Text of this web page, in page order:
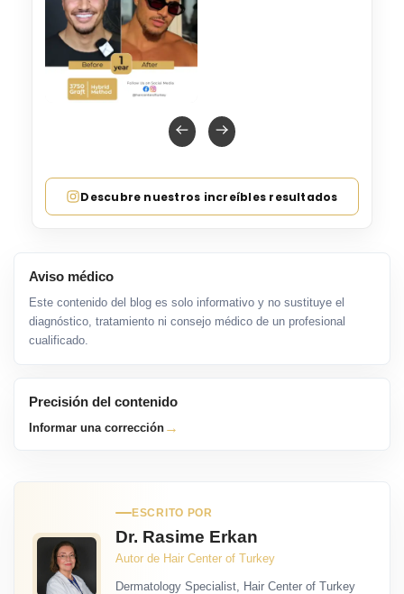
Descubre nuestros increíbles resultados
Aviso médico
Este contenido del blog es solo informativo y no sustituye el
diagnóstico, tratamiento ni consejo médico de un profesional
cualificado.
Precisión del contenido
Informar una corrección →
ESCRITO POR
Dr. Rasime Erkan
Autor de Hair Center of Turkey
Dermatology Specialist, Hair Center of Turkey